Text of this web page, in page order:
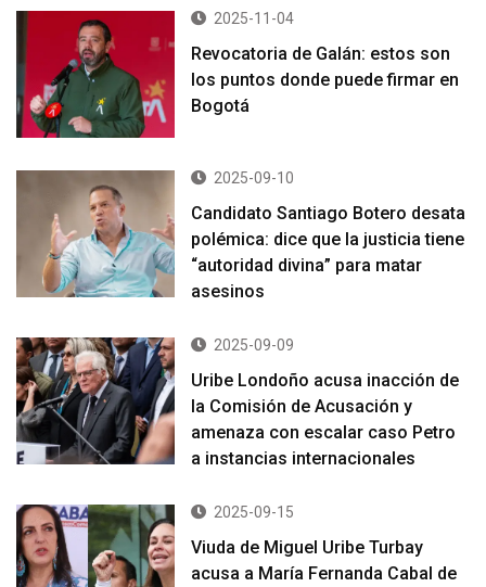
2025-11-04
Revocatoria de Galán: estos son
los puntos donde puede firmar en
Bogotá
2025-09-10
Candidato Santiago Botero desata
polémica: dice que la justicia tiene
“autoridad divina” para matar
asesinos
2025-09-09
Uribe Londoño acusa inacción de
la Comisión de Acusación y
amenaza con escalar caso Petro
a instancias internacionales
2025-09-15
Viuda de Miguel Uribe Turbay
acusa a María Fernanda Cabal de